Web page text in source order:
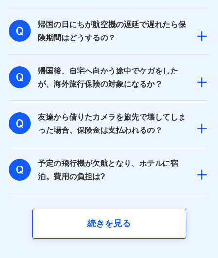
帰国の日にちが航空機の遅延で遅れたら保
険期間はどうするの？
帰国後、自宅へ向かう途中でケガをした
が、海外旅行保険の対象になるか？
友達から借りたカメラを旅先で壊してしま
った場合、保険金は支払われるの？
予定の飛行機が欠航となり、ホテルに宿
泊。費用の負担は?
続きを見る